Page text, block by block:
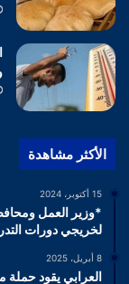
و38
الأكثر مشاهدة
15 أكتوبر، 2024
*وزير العمل
لخريجي دورات
8 أبريل، 2025
العرابي يقود حملة